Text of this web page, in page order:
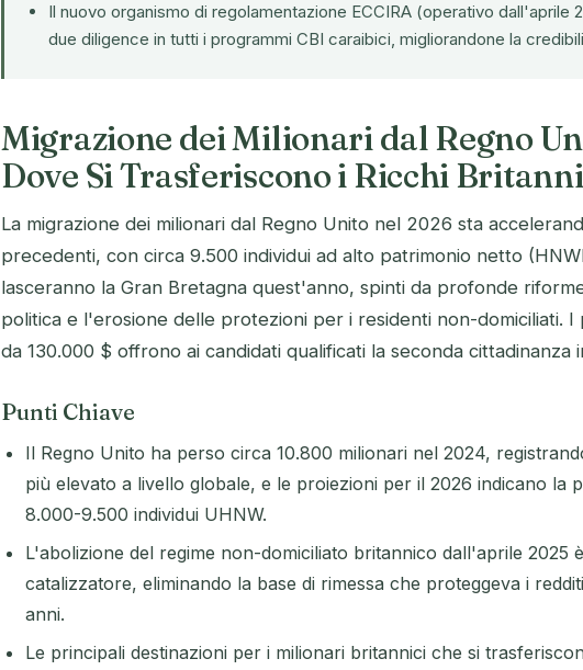
Il nuovo organismo di regolamentazione ECCIRA (operativo dall'aprile
due diligence in tutti i programmi CBI caraibici, migliorandone la
Migrazione dei Milionari dal Regno
Dove Si Trasferiscono i Ricchi
La migrazione dei milionari dal Regno Unito nel 2026 sta
precedenti, con circa 9.500 individui ad alto patrimonio netto
lasceranno la Gran Bretagna quest'anno, spinti da profonde
politica e l'erosione delle protezioni per i residenti non-domiciliati.
da 130.000 $ offrono ai candidati qualificati la seconda cittadinanza
Punti Chiave
Il Regno Unito ha perso circa 10.800 milionari nel 2024,
più elevato a livello globale, e le proiezioni per il 2026 indicano la
8.000-9.500 individui UHNW.
L'abolizione del regime non-domiciliato britannico dall'aprile 2025
catalizzatore, eliminando la base di rimessa che proteggeva i
anni.
Le principali destinazioni per i milionari britannici che si